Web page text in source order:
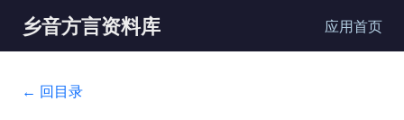
乡音方言资料库 应用首页
← 回目录